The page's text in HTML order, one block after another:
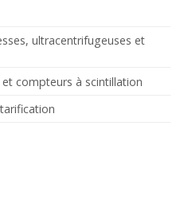
ultracentrifugeuses et
compteurs à scintillation